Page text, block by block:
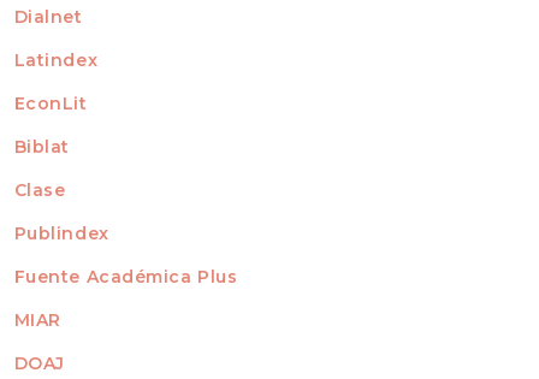
Dialnet
Latindex
EconLit
Biblat
Clase
Publindex
Fuente Académica Plus
MIAR
DOAJ